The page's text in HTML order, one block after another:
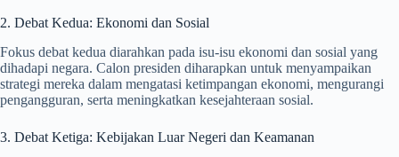
2. Debat Kedua: Ekonomi dan Sosial
Fokus debat kedua diarahkan pada isu-isu ekonomi dan sosial yang
dihadapi negara. Calon presiden diharapkan untuk menyampaikan
strategi mereka dalam mengatasi ketimpangan ekonomi, mengurangi
pengangguran, serta meningkatkan kesejahteraan sosial.
3. Debat Ketiga: Kebijakan Luar Negeri dan Keamanan